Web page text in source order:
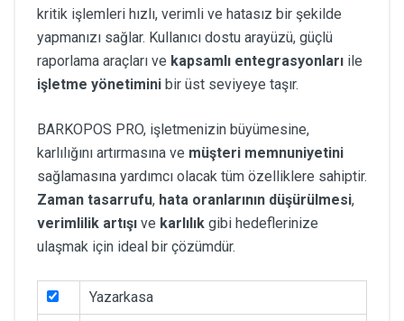
kritik işlemleri hızlı, verimli ve hatasız bir şekilde
yapmanızı sağlar. Kullanıcı dostu arayüzü, güçlü
raporlama araçları ve kapsamlı entegrasyonları ile
işletme yönetimini bir üst seviyeye taşır.
BARKOPOS PRO, işletmenizin büyümesine,
karlılığını artırmasına ve müşteri memnuniyetini
sağlamasına yardımcı olacak tüm özelliklere sahiptir.
Zaman tasarrufu, hata oranlarının düşürülmesi,
verimlilik artışı ve karlılık gibi hedeflerinize
ulaşmak için ideal bir çözümdür.
Yazarkasa